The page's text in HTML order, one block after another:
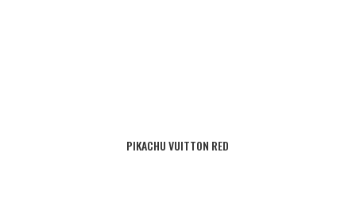
PIKACHU VUITTON RED